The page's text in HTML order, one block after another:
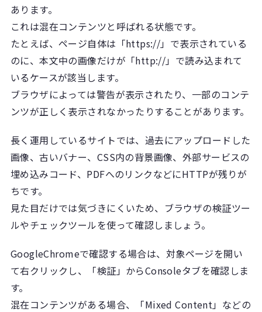
あります。
これは混在コンテンツと呼ばれる状態です。
たとえば、ページ自体は「https://」で表示されている
のに、本文中の画像だけが「http://」で読み込まれて
いるケースが該当します。
ブラウザによっては警告が表示されたり、一部のコンテ
ンツが正しく表示されなかったりすることがあります。
長く運用しているサイトでは、過去にアップロードした
画像、古いバナー、CSS内の背景画像、外部サービスの
埋め込みコード、PDFへのリンクなどにHTTPが残りが
ちです。
見た目だけでは気づきにくいため、ブラウザの検証ツー
ルやチェックツールを使って確認しましょう。
GoogleChromeで確認する場合は、対象ページを開い
て右クリックし、「検証」からConsoleタブを確認しま
す。
混在コンテンツがある場合、「Mixed Content」などの